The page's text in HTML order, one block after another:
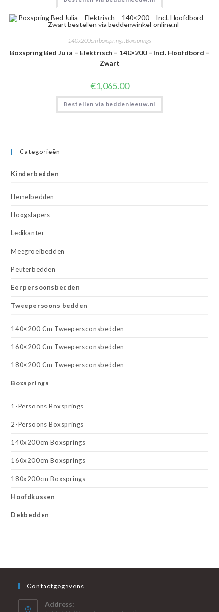
140x200cm boxsprings, Boxsprings
Boxspring Bed Julia – Elektrisch – 140×200 – Incl. Hoofdbord –
Zwart
€1,065.00
Bestellen via beddenleeuw.nl
Categorieën
Kinderbedden
Hemelbedden
Hoogslapers
Ledikanten
Meegroeibedden
Peuterbedden
Eenpersoonsbedden
Tweepersoons bedden
140×200 Cm Tweepersoonsbedden
160×200 Cm Tweepersoonsbedden
180×200 Cm Tweepersoonsbedden
Boxsprings
1-Persoons Boxsprings
2-Persoons Boxsprings
140x200cm Boxsprings
160x200cm Boxsprings
180x200cm Boxsprings
Hoofdkussen
Dekbedden
Contactgegevens
Address: